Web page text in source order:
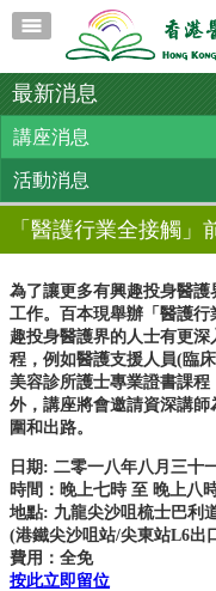
最新消息
講座消息
活動消息
「醫護行業全接觸
為了讓更多有興趣投身醫
工作。百本現舉辦「醫護
趣投身醫護界的人士有更
程，例如醫護支援人員(臨
美容診所護士專業證書課
外，講座將會邀請資深講
圍和出路。
日期: 二零一八年八月三十
時間：晚上七時 至 晚上八
地點: 九龍尖沙咀梳士巴利
(港鐵尖沙咀站/尖東站L6出
費用：全免
按此立即留位